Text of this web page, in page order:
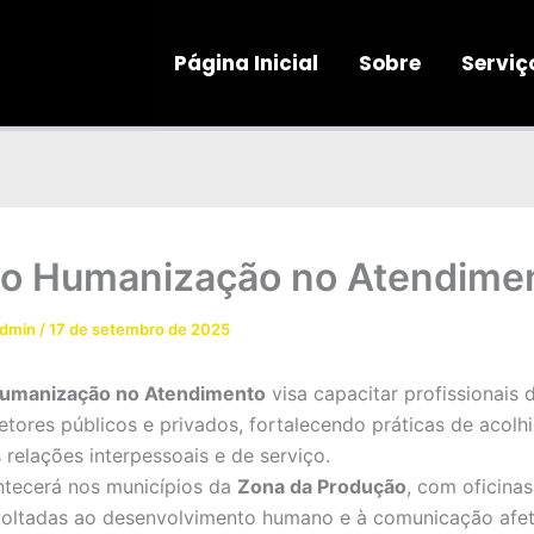
Página Inicial Sobre
Humanização no
/17 de setembro de 2025
no Atendimento visa capacitar profissionais
públicos e privados, fortalecendo práticas de
relações interpessoais e de serviço.
nos municípios da Zona da Produção, com
ao desenvolvimento humano e à comunicação